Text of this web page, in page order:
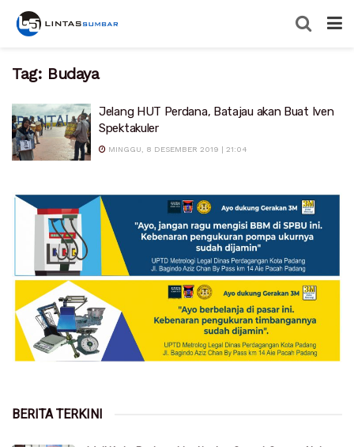
Tag: Budaya
Jelang HUT Perdana, Batajau akan Buat Iven
Spektakuler
MINGGU, 8 DESEMBER 2019 | 21:04
BERITA TERKINI